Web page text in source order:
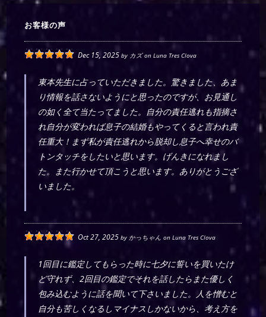
お客様の声
Dec 15, 2025 by カズonLuna Tres Clova
東本先生に占っていただきました。驚きました、あま
り情報を話さないようにと思ったのですが、お見通し
の如く全て当たってました。自分の責任逃れも指摘さ
れ自分が変われば息子の結婚もやってくると言われ責
任重大！まず私が責任逃れから脱却し息子へ幸せのバ
トンタッチをしたいと思います。げんきになれまし
た。また行かせて頂こうと思います。ありがとうござ
いました。
Oct 27, 2025 by かっちゃん onLuna Tres Clova
1回目に鑑定してもらった時に七夕に誓いを買いたけ
ど守れず、2回目の鑑定でそれを話したらまた優しく
包み込むように話を聞いて下さいました。人を憎むと
自分も苦しくなるしマイナスしかないから、考え方を